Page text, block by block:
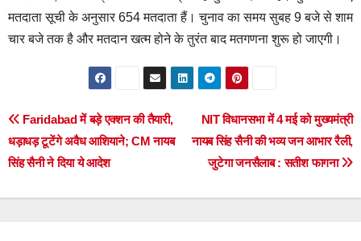
मतदाता सूची के अनुसार 654 मतदाता हैं। चुनाव का समय सुबह 9 बजे से शाम
चार बजे तक है और मतदान खत्म होने के तुरंत बाद मतगणना शुरू हो जाएगी।
Post
navigation
NIT विधानसभा में 4 मई को मुख्यमंत्री
नायब सिंह सैनी की भव्य जन आभार रैली,
जुटेगा जनसैलाब : सतीश फागना
Faridabad में बड़े एक्शन की तैयारी,
धड़ाधड़ टूटेंगे अवैध आशियाने; CM नायब
सिंह सैनी ने दिया ये आदेश